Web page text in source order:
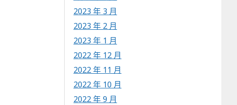
2023 年 3 月
2023 年 2 月
2023 年 1 月
2022 年 12 月
2022 年 11 月
2022 年 10 月
2022 年 9 月